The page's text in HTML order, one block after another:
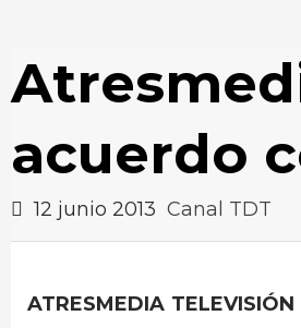
acuerdo
12 junio 2013 Canal TDT
ATRESMEDIA TELEVISIÓN